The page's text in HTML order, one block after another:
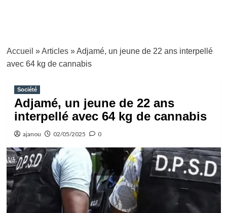
Accueil »Articles»Adjamé, un jeune de 22 ans interpellé
avec 64 kg de cannabis
Société
Adjamé, un jeune de 22 ans
interpellé avec 64 kg de cannabis
ajanou 02/05/2025 0